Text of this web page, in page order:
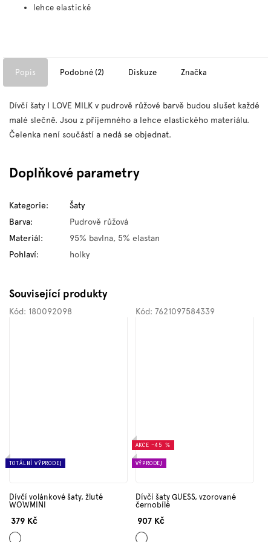
lehce elastické
Popis Podobné (2) Diskuze Značka
Dívčí šaty I LOVE MILK v pudrově růžové barvě budou slušet každé
malé slečně. Jsou z příjemného a lehce elastického materiálu.
Čelenka není součástí a nedá se objednat.
Doplňkové parametry
Kategorie:
Šaty
Barva:
Pudrově růžová
Materiál:
95% bavlna, 5% elastan
Pohlaví: holky
Související produkty
TOTÁLNÍ VÝPRODEJ
Dívčí volánkové šaty, žluté
WOWMINI
379 Kč
Žlutá
Kód: 180092098
AKCE –45 %
VÝPRODEJ
Dívčí šaty GUESS, vzorované
černobílé
907 Kč
Mix
Kód: 7621097584339